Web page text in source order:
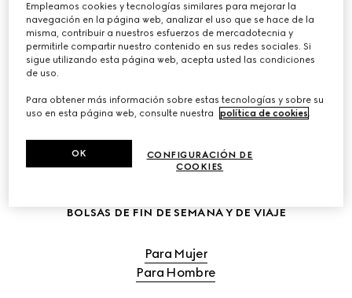
COMPRAR LOS BOLSOS DE VIAJE PARA MUJER
BOLSAS DE FIN DE SEMANA Y DE VIAJE
Para Mujer
Para Hombre
Empleamos cookies y tecnologías similares para mejorar la
navegación en la página web, analizar el uso que se hace de la
misma, contribuir a nuestros esfuerzos de mercadotecnia y
permitirle compartir nuestro contenido en sus redes sociales. Si
sigue utilizando esta página web, acepta usted las condiciones
de uso.
Para obtener más información sobre estas tecnologías y sobre su
uso en esta página web, consulte nuestra
política de cookies
CONFIGURACIÓN DE
COOKIES
OK